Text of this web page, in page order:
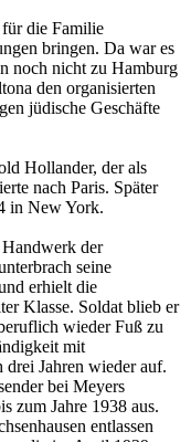
die Familie
bringen. Da war es
noch nicht zu Hamburg
den organisierten
jüdische Geschäfte
Hollander, der als
nach Paris. Später
in New York.
der
seine
erhielt die
Klasse. Soldat blieb er
wieder Fuß zu
mit
drei Jahren wieder auf.
bei Meyers
zum Jahre 1938 aus.
entlassen